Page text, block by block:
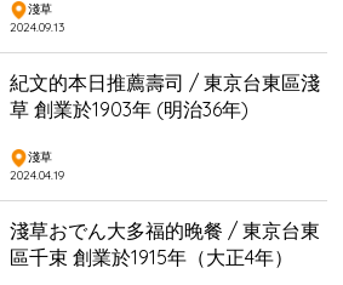
淺草
2024.09.13
紀文的本日推薦壽司 / 東京台東區淺
草 創業於1903年 (明治36年)
淺草
2024.04.19
淺草おでん大多福的晚餐 / 東京台東
區千束 創業於1915年（大正4年）